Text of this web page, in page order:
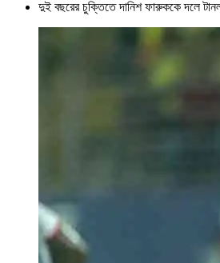
দুই বছরের চুক্তিতে দানিশ ফারুককে দলে